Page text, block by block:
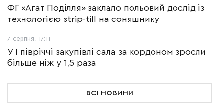
ФГ «Агат Поділля» заклало польовий дослід із
технологією strip-till на соняшнику
7 серпня, 17:11
У І півріччі закупівлі сала за кордоном зросли
більше ніж у 1,5 раза
ВСІ НОВИНИ